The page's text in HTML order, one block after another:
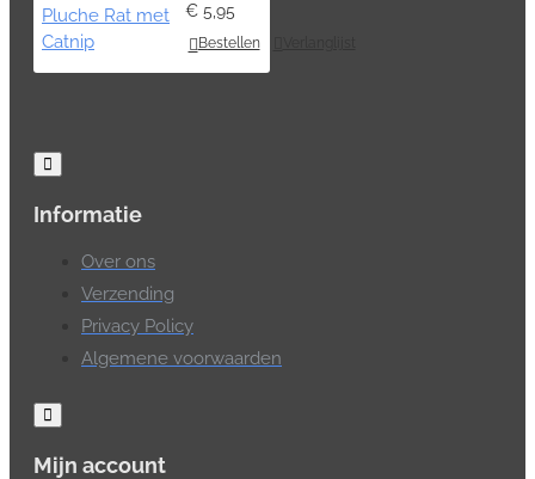
€ 5,95
Bestellen
Informatie
Over ons
Verzending
Privacy Policy
Algemene voorwaarden
Mijn account